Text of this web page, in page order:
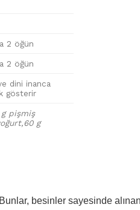
2 öğün
2 öğün
dini inanca
gösterir
pişmiş
g
besinler sayesinde